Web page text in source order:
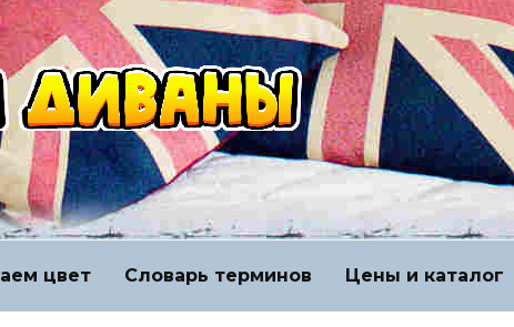
цвет Словарь терминов Цены и каталог